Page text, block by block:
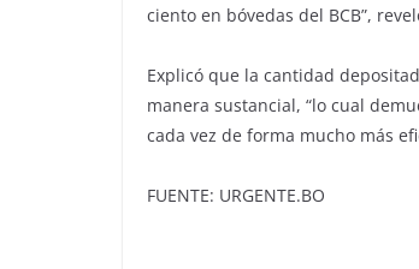
ciento en bóvedas del BCB”,
Explicó que la cantidad
manera sustancial, “lo cual
cada vez de forma mucho más
FUENTE: URGENTE.BO